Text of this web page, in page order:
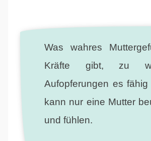
Was wahres
Kräfte gibt, zu
Aufopferungen es fähig
kann nur eine Mutter
und fühlen.